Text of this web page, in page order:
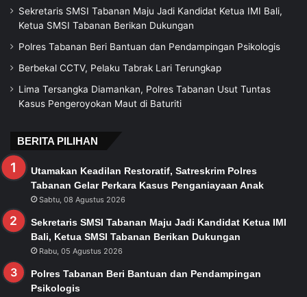
Sekretaris SMSI Tabanan Maju Jadi Kandidat Ketua IMI Bali,
Ketua SMSI Tabanan Berikan Dukungan
Polres Tabanan Beri Bantuan dan Pendampingan Psikologis
Berbekal CCTV, Pelaku Tabrak Lari Terungkap
Lima Tersangka Diamankan, Polres Tabanan Usut Tuntas
Kasus Pengeroyokan Maut di Baturiti
BERITA PILIHAN
Utamakan Keadilan Restoratif, Satreskrim Polres
Tabanan Gelar Perkara Kasus Penganiayaan Anak
Sabtu, 08 Agustus 2026
Sekretaris SMSI Tabanan Maju Jadi Kandidat Ketua IMI
Bali, Ketua SMSI Tabanan Berikan Dukungan
Rabu, 05 Agustus 2026
Polres Tabanan Beri Bantuan dan Pendampingan
Psikologis